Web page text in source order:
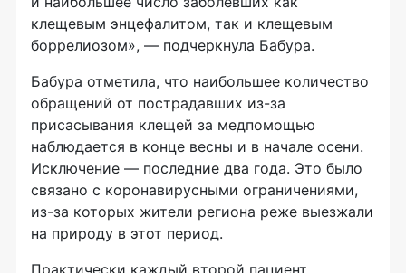
клещевым энцефалитом, так и клещевым
боррелиозом», — подчеркнула Бабура.
Бабура отметила, что наибольшее количество
обращений от пострадавших из-за
присасывания клещей за медпомощью
наблюдается в конце весны и в начале осени.
Исключение — последние два года. Это было
связано с коронавирусными ограничениями,
из-за которых жители региона реже выезжали
на природу в этот период.
Практически каждый второй пациент,